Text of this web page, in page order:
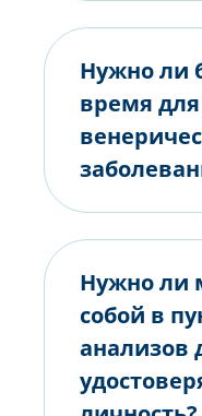
Нужно ли
время
Нужно ли
собой в
анализов